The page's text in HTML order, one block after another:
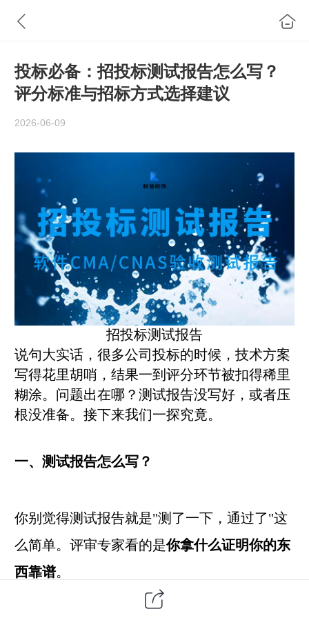
投标必备：招投标测试报告怎么写？
评分标准与招标方式选择建议
2026-06-09
招投标测试报告
说句大实话，很多公司投标的时候，技术方案
写得花里胡哨，结果一到评分环节被扣得稀里
糊涂。问题出在哪？ 测试报告没写好，或者压
根没准备。接下来我们一探究竟。
一、测试报告怎么写？
你别觉得测试报告就是"测了一下，通过了"这
么简单。评审专家看的是你拿什么证明你的东
西靠谱。